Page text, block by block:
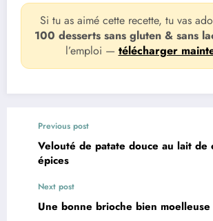
Si tu as aimé cette recette, tu vas
100 desserts sans gluten & sans
l’emploi — télécharger
Previous post
Velouté de patate douce au lait de
épices
Next post
Une bonne brioche bien